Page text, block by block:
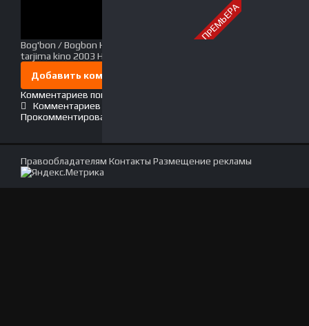
ПРЕМЬЕРА
Bog'bon / Bogbon Hind kino Uzbek tilida O'zbekcha
tarjima kino 2003 HD
Добавить комментарий
Комментариев пока нет. Стань первым!
Комментариев (0)
Прокомментировать
Правообладателям Контакты Размещение рекламы